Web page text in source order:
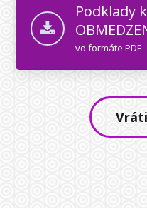
Podklady
vo formáte PDF